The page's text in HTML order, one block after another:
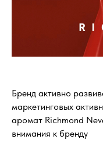
Бренд активно
маркетинговых
аромат Richmond
внимания к бренду